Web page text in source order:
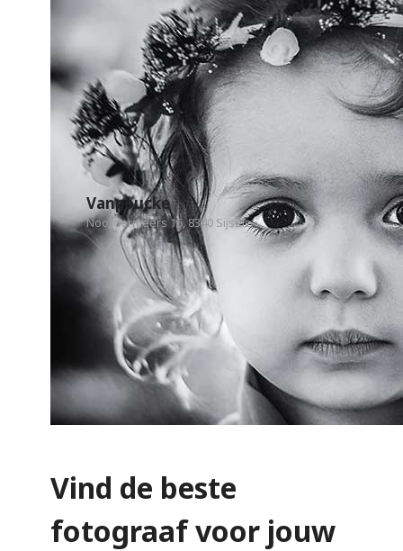
Vanpoucke
Noordermeers 16, 8340 Sijsele
Vind de beste
fotograaf voor jouw